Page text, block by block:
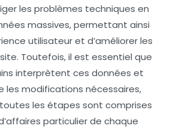
les problèmes techniques en
massives, permettant ainsi
utilisateur et d’améliorer les
Toutefois, il est essentiel que
interprètent ces données et
modifications nécessaires,
les étapes sont comprises
particulier de chaque